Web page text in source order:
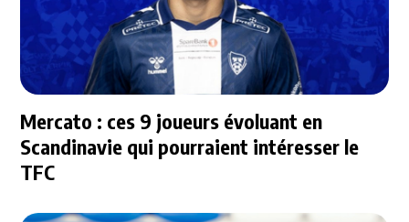
Mercato : ces 9 joueurs évoluant en
Scandinavie qui pourraient intéresser le
TFC